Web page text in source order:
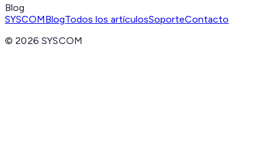
Blog
SYSCOMBlogTodos los artículosSoporteContacto
©2026 SYSCOM